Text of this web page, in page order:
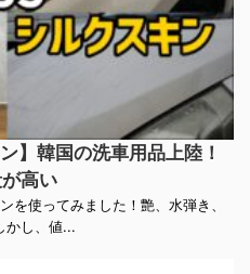
】韓国の洗車用品上陸！
高い
を使ってみました！艶、水弾き、
かし、値...